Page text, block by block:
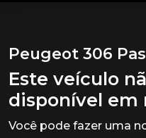
Peugeot 306
Este veículo
disponível em
Você pode fazer uma